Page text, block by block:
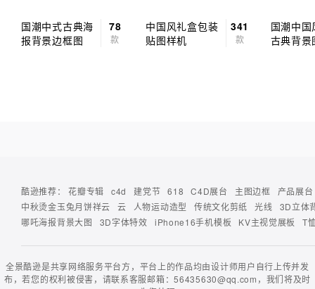
国潮中式古典海
报背景边框图
78
款
中国风礼盒包装
贴图样机
341
款
国潮中
古典背景
酷逊推荐：花瓣专辑 c4d 建党节 618 C4D展台 主图边框
产品展台
中秋烫金玉兔月饼祥云
云 人物运动造型 传统文化剪纸 光线
3D立体
哪吒海报背景大图
3D字体特效 iPhone16手机模板 KV主视觉展板 T
全景酷逊是共享网络服务平台方，平台上的作品均由设计师用户自行上传并发
布，若您的权利被侵害，请联系客服邮箱：56435630@qq.com，我们将及时